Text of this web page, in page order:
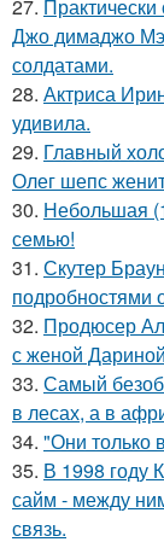
27.
Джо димаджо
солдатами.
28. Актриса
удивила.
29. Главный
Олег шепс
30. Небольшая
семью!
31. Скутер
подробностями
32. Продюсер
с женой
33. Самый
в лесах, а в
34. "Они
35. В 1998 году
сайм - между
связь.